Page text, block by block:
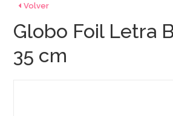
Volver
Globo Foil Letra
35 cm